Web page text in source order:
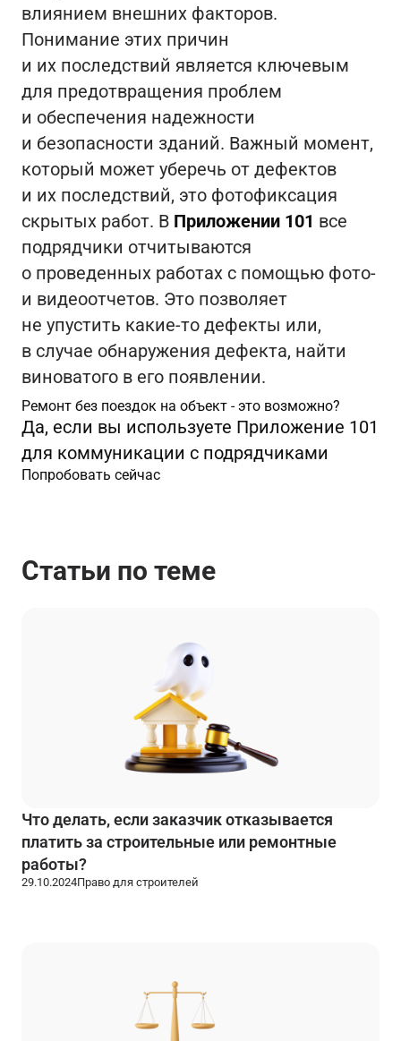
влиянием внешних факторов.
Понимание этих причин
и их последствий является ключевым
для предотвращения проблем
и обеспечения надежности
и безопасности зданий. Важный момент,
который может уберечь от дефектов
и их последствий, это фотофиксация
скрытых работ. В Приложении 101 все
подрядчики отчитываются
о проведенных работах с помощью фото-
и видеоотчетов. Это позволяет
не упустить какие-то дефекты или,
в случае обнаружения дефекта, найти
виноватого в его появлении.
Ремонт без поездок на объект - это возможно?
Да, если вы используете Приложение 101
для коммуникации с подрядчиками
Попробовать сейчас
Статьи по теме
Что делать, если заказчик отказывается
платить за строительные или ремонтные
работы?
29.10.2024Право для строителей